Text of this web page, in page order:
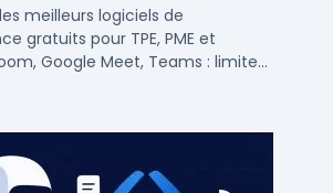
meilleurs logiciels de
gratuits pour TPE, PME et
Google Meet, Teams : limites,
cles pour bien choisir.